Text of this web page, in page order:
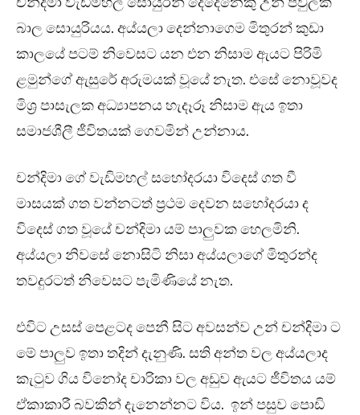
බාල සොයුරියය. අය්යලා දෙන්නාගෙම මිතුරන් කුඩා
කාලයේ පටම් නිවෙසට යන එන නිසාම ඇයට පිරිමි
ළමුන්ගේ ඇසුරේ අරුමයක් වූයේ නැත. එසේ නොවූවද
මිශ්‍ර පාසැලක අධ්‍යාපනය හැදෑරූ නිසාම ඇය ඉතා
සමාජශීලී ජීවිතයක් ගෙවමින් උන්නාය.
චන්දිමා ගේ වැඩිමහල් සහෝදරයා විදෙස් ගත වී
මාසයක් ගත වන්නටත් ප්‍රථම දෙවන සහෝදරයා ද
විදෙස් ගත වූයේ චන්දිමා යම් පාලුවක හෙලමිනි.
අය්යලා නිවසේ නොසිටි නිසා අය්යලාගේ මිතුරන්ද
තවදුරටත් නිවෙසට පැමිණියේ නැත.
එවිට උසස් පෙළටද පෙනී සිට අවසන්ව උන් චන්දිමා ට
මේ පාලුව ඉතා තදින් දැනුණි. සති අන්ත වල අය්යලාද
කැටුව ගිය විනෝද චාරිකා වල අඩුව ඇයට ජීවිතය යම්
ඒකාකාරී බවකින් දැනෙන්නට විය. ඉන් පසුව පොඩි